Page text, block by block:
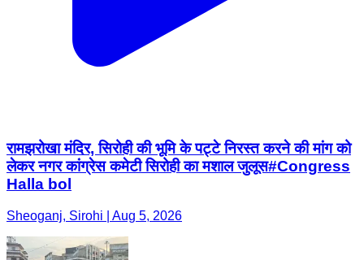
रामझरोखा मंदिर, सिरोही की भूमि के पट्टे निरस्त करने की मांग को
लेकर नगर कांग्रेस कमेटी सिरोही का मशाल जुलूस#Congress
Halla bol
Sheoganj, Sirohi | Aug 5, 2026